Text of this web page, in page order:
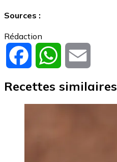
Sources :
Rédaction
Facebook WhatsApp
Recettes similaires